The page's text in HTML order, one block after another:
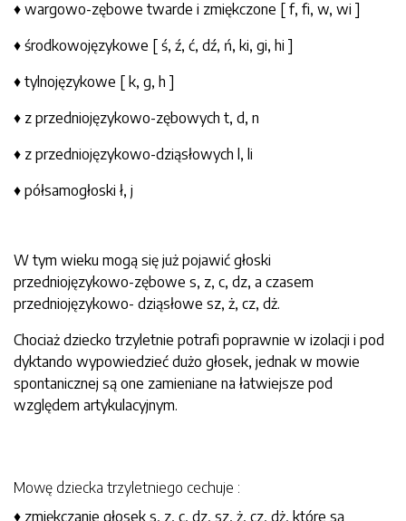
♦ wargowo-zębowe twarde i zmiękczone [ f, fi, w, wi ]
♦ środkowojęzykowe [ ś, ź, ć, dź, ń, ki, gi, hi ]
♦ tylnojęzykowe [ k, g, h ]
♦ z przedniojęzykowo-zębowych t, d, n
♦ z przedniojęzykowo-dziąsłowych l, li
♦ półsamogłoski ł, j
W tym wieku mogą się już pojawić głoski
przedniojęzykowo-zębowe s, z, c, dz, a czasem
przedniojęzykowo- dziąsłowe sz, ż, cz, dż.
Chociaż dziecko trzyletnie potrafi poprawnie w izolacji i pod
dyktando wypowiedzieć dużo głosek, jednak w mowie
spontanicznej są one zamieniane na łatwiejsze pod
względem artykulacyjnym.
Mowę dziecka trzyletniego cechuje :
♦ zmiękczanie głosek s, z, c, dz, sz, ż, cz, dż, które są